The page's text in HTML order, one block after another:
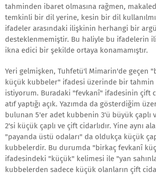
tahminden ibaret olmasına rağmen,
temkinli bir dil yerine, kesin bir dil
ifadeler arasındaki ilişkinin herhangi bir
desteklenmemiştir. Bu haliyle bu ifadelerin
ikna edici bir şekilde ortaya konamamıştır.
Yeri gelmişken, Tuhfetü'l Mimarin'de geçen
küçük kubbeler" ifadesi üzerinde bir tahmin
istiyorum. Buradaki "fevkanî" ifadesinin çift
atıf yaptığı açık. Yazımda da gösterdiğim
bulunan 5'er adet kubbenin 3'ü büyük çaplı
2'si küçük çaplı ve çift cidarlıdır. Yine aynı
"payanda üstü odaları" da oldukça küçük
kubbelerdir. Bu durumda "birkaç fevkanî
ifadesindeki "küçük" kelimesi ile "yan
kubbelerden sadece küçük olanların çift